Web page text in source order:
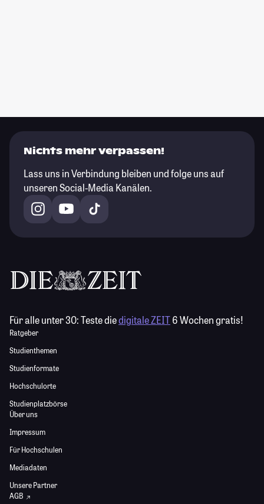
Nichts mehr verpassen!
Lass uns in Verbindung bleiben und folge uns auf
unseren Social-Media Kanälen.
Für alle unter 30:Teste diedigitale ZEIT6 Wochen gratis!
Ratgeber
Studienthemen
Studienformate
Hochschulorte
Studienplatzbörse
Über uns
Impressum
Für Hochschulen
Mediadaten
Unsere Partner
AGB